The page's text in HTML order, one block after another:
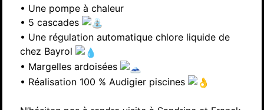
• Une pompe à chaleur
• 5 cascades
• Une régulation automatique chlore liquide de
chez Bayrol
• Margelles ardoisées
• Réalisation 100 % Audigier piscines